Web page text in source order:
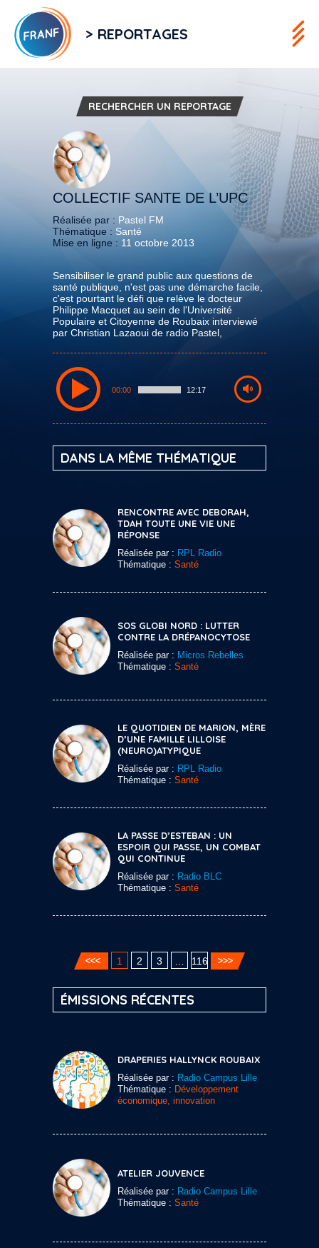
> REPORTAGES
RECHERCHER UN REPORTAGE
COLLECTIF SANTE DE L’UPC
Réalisée par : Pastel FM
Thématique : Santé
Mise en ligne : 11 octobre 2013
Sensibiliser le grand public aux questions de
santé publique, n'est pas une démarche facile,
c'est pourtant le défi que relève le docteur
Philippe Macquet au sein de l'Université
Populaire et Citoyenne de Roubaix interviewé
par Christian Lazaoui de radio Pastel,
00:00 12:17
DANS LA MÊME THÉMATIQUE
RENCONTRE AVEC DEBORAH,
TDAH TOUTE UNE VIE UNE
RÉPONSE
Réalisée par : RPL Radio
Thématique : Santé
SOS GLOBI NORD : LUTTER
CONTRE LA DRÉPANOCYTOSE
Réalisée par : Micros Rebelles
Thématique : Santé
LE QUOTIDIEN DE MARION, MÈRE
D’UNE FAMILLE LILLOISE
(NEURO)ATYPIQUE
Réalisée par : RPL Radio
Thématique : Santé
LA PASSE D’ESTEBAN : UN
ESPOIR QUI PASSE, UN COMBAT
QUI CONTINUE
Réalisée par : Radio BLC
Thématique : Santé
1 2 3 116
ÉMISSIONS RÉCENTES
DRAPERIES HALLYNCK ROUBAIX
Réalisée par : Radio Campus Lille
Thématique : Développement
économique, innovation
ATELIER JOUVENCE
Réalisée par : Radio Campus Lille
Thématique : Santé